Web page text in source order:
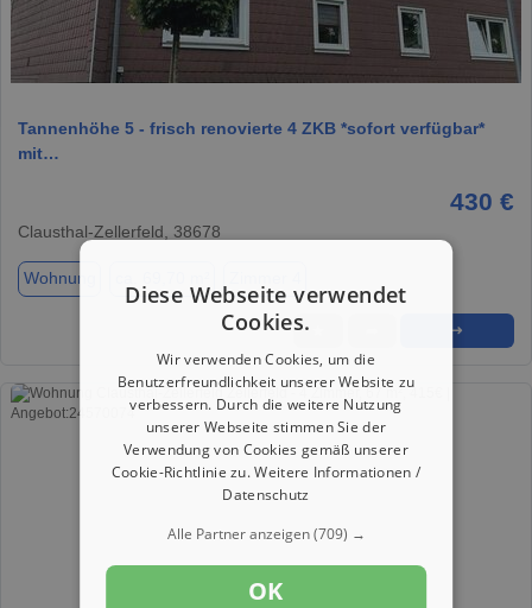
1 / 10
Tannenhöhe 5 - frisch renovierte 4 ZKB *sofort verfügbar*
mit…
430 €
Clausthal-Zellerfeld, 38678
Wohnung
➜
Diese Webseite verwendet
Cookies.
Wir verwenden Cookies, um die
Benutzerfreundlichkeit unserer Website zu
verbessern. Durch die weitere Nutzung
unserer Webseite stimmen Sie der
Verwendung von Cookies gemäß unserer
Cookie-Richtlinie zu.Weitere Informationen /
Datenschutz
Alle Partner anzeigen(709) →
OK